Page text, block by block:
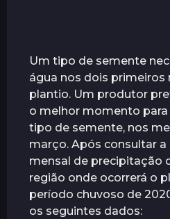
2
a
n
o
s
a
t
r
á
s
n
u
s
a
t
á
s
Um tipo de semente
água nos dois primeiros
plantio. Um produtor
o melhor momento
tipo de semente, nos
março. Após consultar
mensal de precipitação
região onde ocorrerá o
período chuvoso de
os seguintes dados: